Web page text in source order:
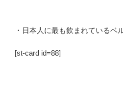
・日本人に最も飲まれているベ
[st-card id=88]